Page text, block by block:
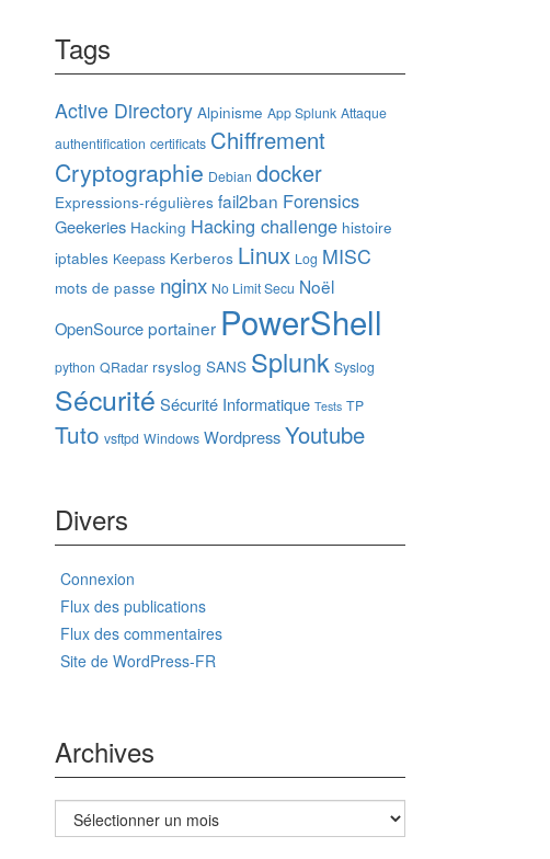
Tags
Active Directory Alpinisme App Splunk Attaque
authentification certificats Chiffrement
Cryptographie Debian docker
Expressions-régulières fail2ban Forensics
Geekeries Hacking Hacking challenge histoire
iptables Keepass Kerberos Linux Log MISC
mots de passe nginx No Limit Secu Noël
OpenSourceportainer PowerShell
python QRadar rsyslog SANS Splunk Syslog
Sécurité Sécurité Informatique Tests TP
Tuto vsftpd Windows WordpressYoutube
Divers
Connexion
Flux des publications
Flux des commentaires
Site de WordPress-FR
Archives
Archives